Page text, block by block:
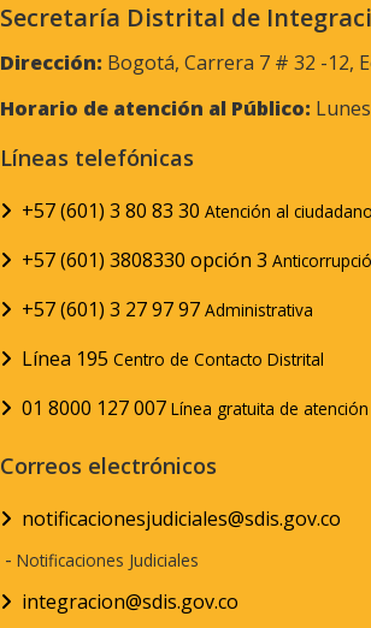
Secretaría Distrital de
Dirección: Bogotá, Carrera 7 # 32 -12,
Horario de atención al Público:
Líneas telefónicas
+57 (601) 3 80 83 30 Atención al
+57 (601) 3808330 opción 3
+57 (601) 3 27 97 97 Administrativa
Línea 195 Centro de Contacto Distrital
01 8000 127 007 Línea gratuita de
Correos electrónicos
notificacionesjudiciales@sdis.gov.co
- Notificaciones Judiciales
integracion@sdis.gov.co